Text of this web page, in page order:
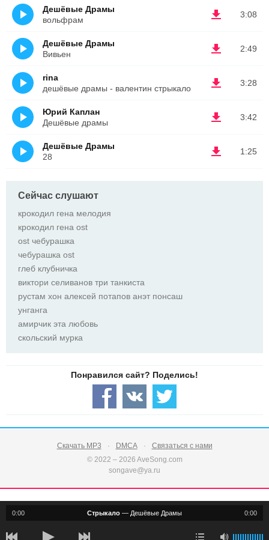
3:08
Дешёвые Драмы
вольфрам
2:49
Дешёвые Драмы
Вивьен
3:28
rina
дешёвые драмы - валентин стрыкало
3:42
Юрий Каплан
Дешёвые драмы
1:25
Дешёвые Драмы
28
Сейчас слушают
крокодил гена мелодия
крокодил гена ost
ost чебурашка
чебурашка ost
глеб клубничка
виктори селиванов три танкиста
рустам хон алексей потапов анэт понсаш
унганга
амирчик эта любовь
скольский мурка
Скачать MP3 DMCA
Связаться с нами
© 2022 – 2026 AveSong.com
songave@ya.ru
0:00 0:00
Стрыкало — Дешёвые Драмы